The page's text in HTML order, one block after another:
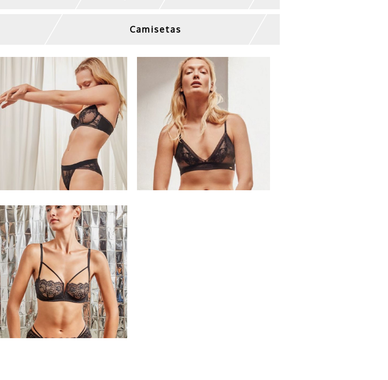
Camisetas
Sujetador de encaje
negro
Mujer con sujetador de
encaje negro
Mujer con sujetador de
encaje negro con
tirantes